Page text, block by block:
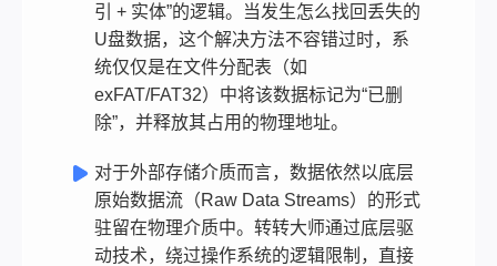
引 + 实体”的逻辑。当发生怎么找回丢失的
U盘数据，这个解决方法不容错过时，系
统仅仅是在文件分配表（如
exFAT/FAT32）中将该数据标记为“已删
除”，并释放其占用的物理地址。
对于外部存储介质而言，数据依然以底层
原始数据流（Raw Data Streams）的形式
驻留在物理介质中。转转大师通过底层驱
动技术，绕过操作系统的逻辑限制，直接